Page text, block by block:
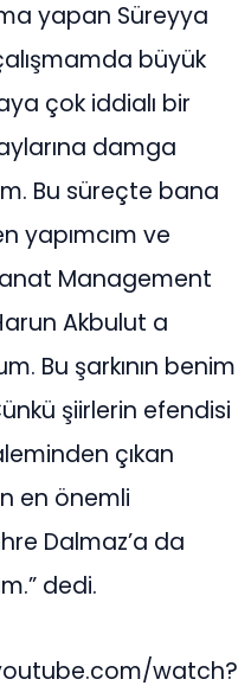
yapan Süreyya
büyük
çok iddialı bir
aylarına damga
Bu süreçte bana
yapımcım ve
Management
Akbulut a
Bu şarkının benim
şiirlerin efendisi
çıkan
en önemli
Dalmaz’a da
dedi.
watch?